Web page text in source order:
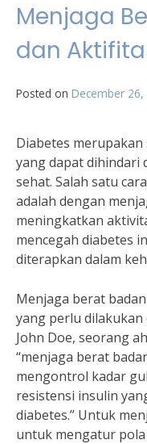
Menjaga
dan
Posted on December
Diabetes
yang dapat dihindari
sehat. Salah satu
adalah dengan
meningkatkan
mencegah diabetes
diterapkan dalam
Menjaga berat
yang perlu dilakukan
John Doe, seorang
“menjaga berat
mengontrol kadar
resistensi insulin
diabetes.” Untuk
untuk mengatur